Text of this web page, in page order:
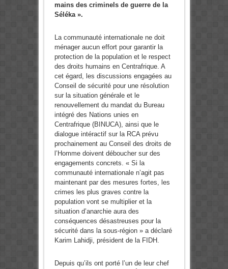
mains des criminels de guerre de la
Séléka ».
La communauté internationale ne doit
ménager aucun effort pour garantir la
protection de la population et le respect
des droits humains en Centrafrique. A
cet égard, les discussions engagées au
Conseil de sécurité pour une résolution
sur la situation générale et le
renouvellement du mandat du Bureau
intégré des Nations unies en
Centrafrique (BINUCA), ainsi que le
dialogue intéractif sur la RCA prévu
prochainement au Conseil des droits de
l’Homme doivent déboucher sur des
engagements concrets. « Si la
communauté internationale n’agit pas
maintenant par des mesures fortes, les
crimes les plus graves contre la
population vont se multiplier et la
situation d’anarchie aura des
conséquences désastreuses pour la
sécurité dans la sous-région » a déclaré
Karim Lahidji, président de la FIDH.
Depuis qu’ils ont porté l’un de leur chef